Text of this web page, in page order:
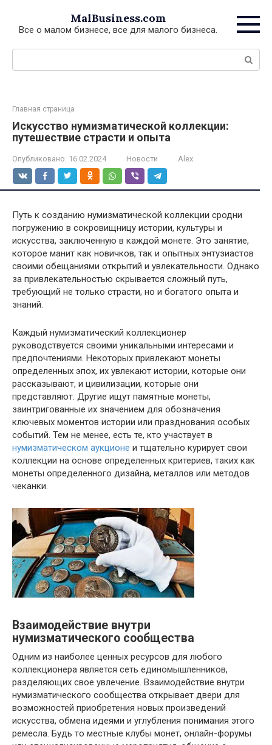
контенту
MalBusiness.com
Все о малом бизнесе, все для малого бизнеса.
Поиск:
Главная страница
Искусство нумизматической коллекции:
путешествие страсти и опыта
Опубликовано: 16.02.2024 Новости Alex
Путь к созданию нумизматической коллекции сродни
погружению в сокровищницу истории, культуры и
искусства, заключенную в каждой монете. Это занятие,
которое манит как новичков, так и опытных энтузиастов
своими обещаниями открытий и увлекательности. Однако
за привлекательностью скрывается сложный путь,
требующий не только страсти, но и богатого опыта и
знаний.
Каждый нумизматический коллекционер
руководствуется своими уникальными интересами и
предпочтениями. Некоторых привлекают монеты
определенных эпох, их увлекают истории, которые они
рассказывают, и цивилизации, которые они
представляют. Другие ищут памятные монеты,
заинтригованные их значением для обозначения
ключевых моментов истории или празднования особых
событий. Тем не менее, есть те, кто участвует в
нумизматическом аукционе и тщательно курирует свои
коллекции на основе определенных критериев, таких как
монеты определенного дизайна, металлов или методов
чеканки.
Взаимодействие внутри
нумизматического сообщества
Одним из наиболее ценных ресурсов для любого
коллекционера является сеть единомышленников,
разделяющих свое увлечение. Взаимодействие внутри
нумизматического сообщества открывает двери для
возможностей приобретения новых произведений
искусства, обмена идеями и углубления понимания этого
ремесла. Будь то местные клубы монет, онлайн-форумы